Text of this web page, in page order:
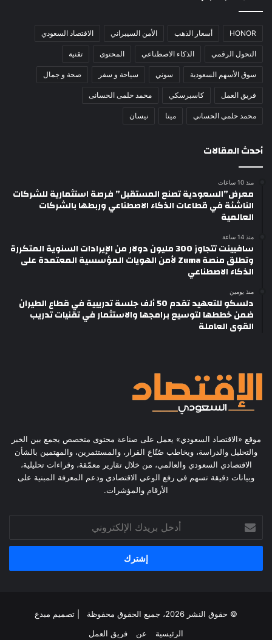
HONOR أسعار الذهب الأمن السيبراني الاقتصاد السعودي
التحول الرقمي الذكاء الاصطناعي المحتوى تقنية
سوق الأسهم السعودية سوني سياحة و سفر صحة و جمال
فريق العمل كاسبرسكي محمد حلمى الحسانى
محمد حلمي الحساني ميتا نيسان
أحدث المقالات
منذ 10 ساعات
معرض”السعودية تصنع المستقبل” فرصة استثمارية للشركات
الناشئة في قطاعات الذكاء الاصطناعي وربطها بالشركات
العالمية
منذ 14 ساعة
سافيينت تتجاوز 300 مليون دولار من الإيرادات السنوية المتكررة
وتطلق منصة Zuma لأمن الهويات المؤسسية المعتمدة على
الذكاء الاصطناعي
منذ يومين
دلسكو للتعهيد تقدم 50 ألف جلسة تدريبية في قطاع الطيران
ضمن خططها لتوسيع برامجها والاستثمار في تقنيات تدريب
القوى العاملة
موقع «الاقتصاد السعودي» يعمل على صناعة محتوى متخصص يجمع بين الخبر
والتحليل والدراسة، ويخاطب صُنّاع القرار، والمستثمرين، والمهتمين بالشأن
الاقتصادي السعودي والعالمي، من خلال تقارير معمّقة، وقراءات تحليلية،
وبيانات دقيقة تسهم في رفع الوعي الاقتصادي ودعم المعرفة المبنية على
الأرقام والمؤشرات.
بريدك
الإلكتروني
© حقوق النشر 2026، جميع الحقوق محفوظة | تصميم
مبدع
الرئيسية
عن فريق العمل